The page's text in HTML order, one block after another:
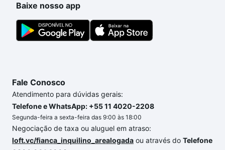
Baixe nosso app
Fale Conosco
Atendimento para dúvidas gerais:
Telefone e WhatsApp: +55 11 4020-2208
Segunda-feira a sexta-feira das 9:00 às 18:00
Negociação de taxa ou aluguel em atraso:
loft.vc/fianca_inquilino_arealogada ou através do Telefone